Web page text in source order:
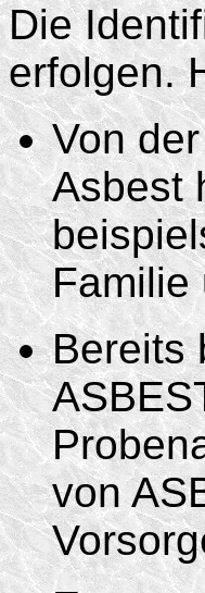
Die
erfolgen.
Von
Asbest
Familie
Bereits
von